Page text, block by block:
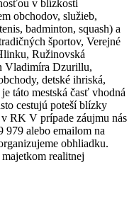
v blízkosti
obchodov, služieb,
badminton, squash) a
športov, Verejné
Ružinovská
Vladimíra Dzurillu,
detské ihriská,
táto mestská časť vhodná
cestujú poteší blízky
RK V prípade záujmu nás
979 alebo emailom na
obhliadku.
realitnej